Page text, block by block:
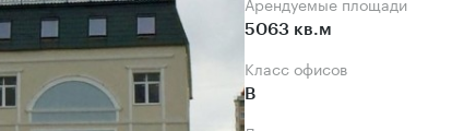
5063 кв.м
Класс офисов
B